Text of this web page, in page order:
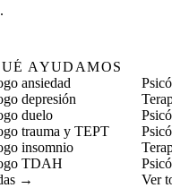
AYUDAMOS
ansiedad
depresión
duelo
trauma y TEPT
insomnio
TDAH
→
Ver